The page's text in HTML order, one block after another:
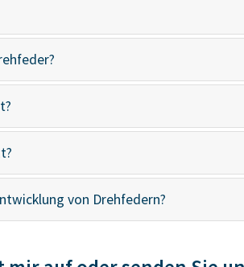
von Drehfedern?